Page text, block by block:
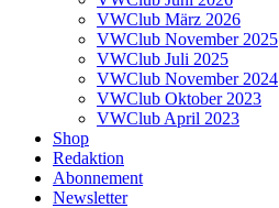
VWClub März 2026
VWClub November 2025
VWClub Juli 2025
VWClub November 2024
VWClub Oktober 2023
VWClub April 2023
Shop
Redaktion
Abonnement
Newsletter